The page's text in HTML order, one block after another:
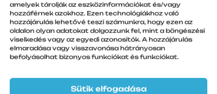
amelyek tárolják az eszközinformációkat és/vagy
hozzáférnek azokhoz. Ezen technológiákhoz való
hozzájárulás lehetővé teszi számunkra, hogy ezen az
oldalon olyan adatokat dolgozzunk fel, mint a böngészési
viselkedés vagy az egyedi azonosítók. A hozzájárulás
elmaradása vagy visszavonása hátrányosan
befolyásolhat bizonyos funkciókat és funkciókat.
Sütik elfogadása
További információk
Szín
Aranytölgy